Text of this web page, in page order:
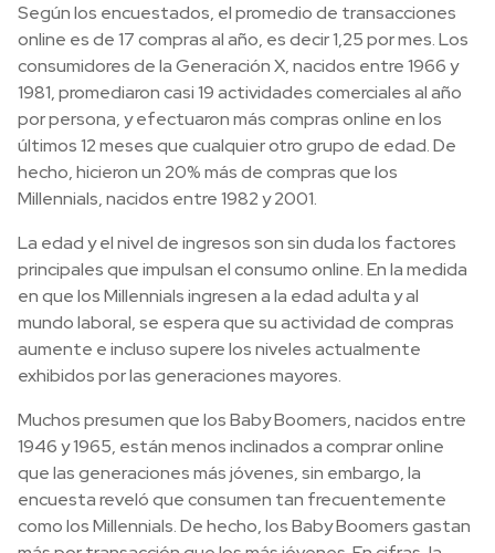
Según los encuestados, el promedio de transacciones
online es de 17 compras al año, es decir 1,25 por mes. Los
consumidores de la Generación X, nacidos entre 1966 y
1981, promediaron casi 19 actividades comerciales al año
por persona, y efectuaron más compras online en los
últimos 12 meses que cualquier otro grupo de edad. De
hecho, hicieron un 20% más de compras que los
Millennials, nacidos entre 1982 y 2001.
La edad y el nivel de ingresos son sin duda los factores
principales que impulsan el consumo online. En la medida
en que los Millennials ingresen a la edad adulta y al
mundo laboral, se espera que su actividad de compras
aumente e incluso supere los niveles actualmente
exhibidos por las generaciones mayores.
Muchos presumen que los Baby Boomers, nacidos entre
1946 y 1965, están menos inclinados a comprar online
que las generaciones más jóvenes, sin embargo, la
encuesta reveló que consumen tan frecuentemente
como los Millennials. De hecho, los Baby Boomers gastan